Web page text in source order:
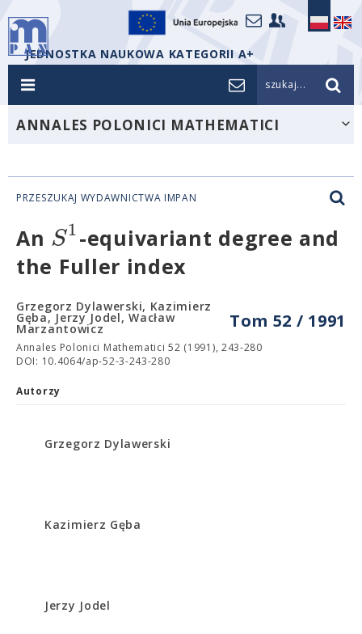
JEDNOSTKA NAUKOWA KATEGORII A+
szukaj...
ANNALES POLONICI MATHEMATICI
PRZESZUKAJ WYDAWNICTWA IMPAN
An S1-equivariant degree and
the Fuller index
Tom 52 / 1991
Grzegorz Dylawerski, Kazimierz
Gęba, Jerzy Jodel, Wacław
Marzantowicz
Annales Polonici Mathematici 52 (1991), 243-280
DOI: 10.4064/ap-52-3-243-280
Autorzy
Grzegorz Dylawerski
Kazimierz Gęba
Jerzy Jodel